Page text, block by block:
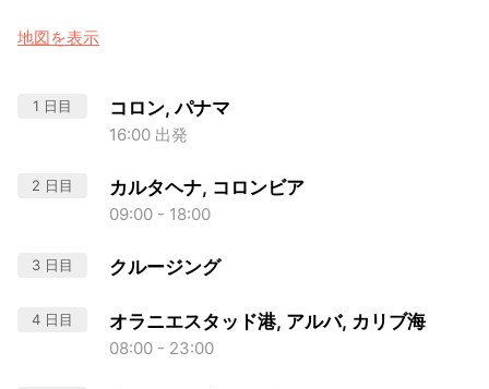
地図を表示
1 日目 コロン, パナマ
16:00 出発
2 日目 カルタヘナ, コロンビア
09:00 - 18:00
3 日目 クルージング
4 日目 オラニエスタッド港, アルバ, カリブ海
08:00 - 23:00